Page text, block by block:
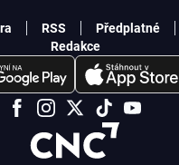
RSS Předplatné
Redakce